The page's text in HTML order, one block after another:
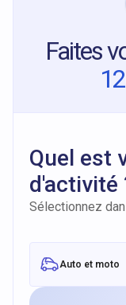
Voir nos
Faites
Quel est
d'activité
Sélectionnez
Auto et moto